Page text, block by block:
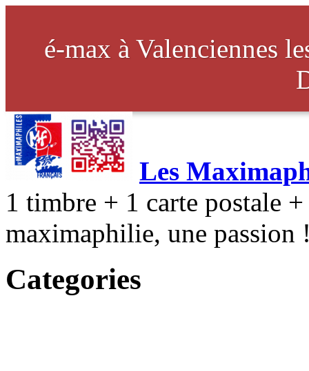
é-max à Valenciennes
Les
1 timbre + 1 carte postale
maximaphilie, une passion
Categories